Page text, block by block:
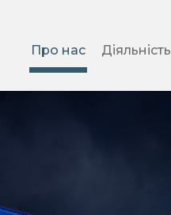
Про нас Діяльність